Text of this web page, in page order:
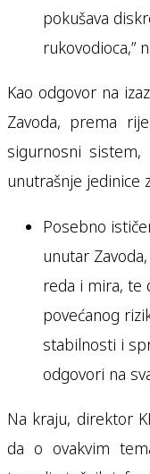
pokušava
rukovodioca,”
Kao odgovor na
Zavoda, prema
sigurnosni sistem,
unutrašnje jedinice
Posebno
unutar
reda i mira, te
povećanog
stabilnosti i
odgovori na
Na kraju, direktor
da o ovakvim